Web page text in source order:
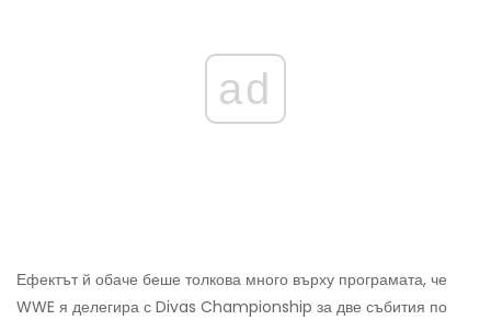
ad
Ефектът й обаче беше толкова много върху програмата, че
WWE я делегира с Divas Championship за две събития по